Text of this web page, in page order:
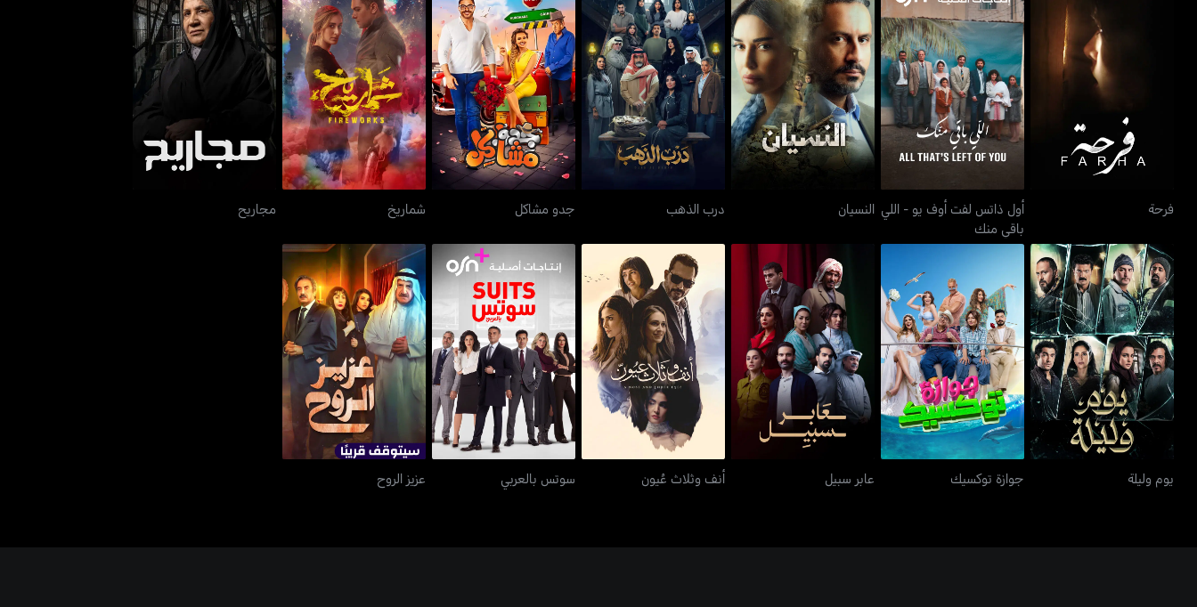
فرحة
فرحة
أول ذاتس لفت أوف يو -
اللي باقي منك
أول ذاتس لفت أوف يو - اللي
باقي منك
النسيان
النسيان
درب الذهب
درب الذهب
جدو مشاكل
جدو مشاكل
شماريخ
شماريخ مجاريح
يوم وليلة
يوم وليلة
جوازة توكسيك
جوازة توكسيك
عابر سبيل
عابر سبيل
أنف وثلاث عُيون
أنف وثلاث عُيون
سوتس بالعربي
سوتس بالعربي
عزيز الروح
عزيز الروح